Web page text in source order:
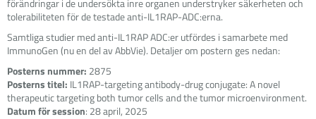
förändringar i de undersökta inre organen understryker säkerheten och
tolerabiliteten för de testade anti-IL1RAP-ADC:erna.
Samtliga studier med anti-IL1RAP ADC:er utfördes i samarbete med
ImmunoGen (nu en del av AbbVie). Detaljer om postern ges nedan:
Posterns nummer: 2875
Posterns titel: IL1RAP-targeting antibody-drug conjugate: A novel
therapeutic targeting both tumor cells and the tumor microenvironment.
Datum för session: 28 april, 2025